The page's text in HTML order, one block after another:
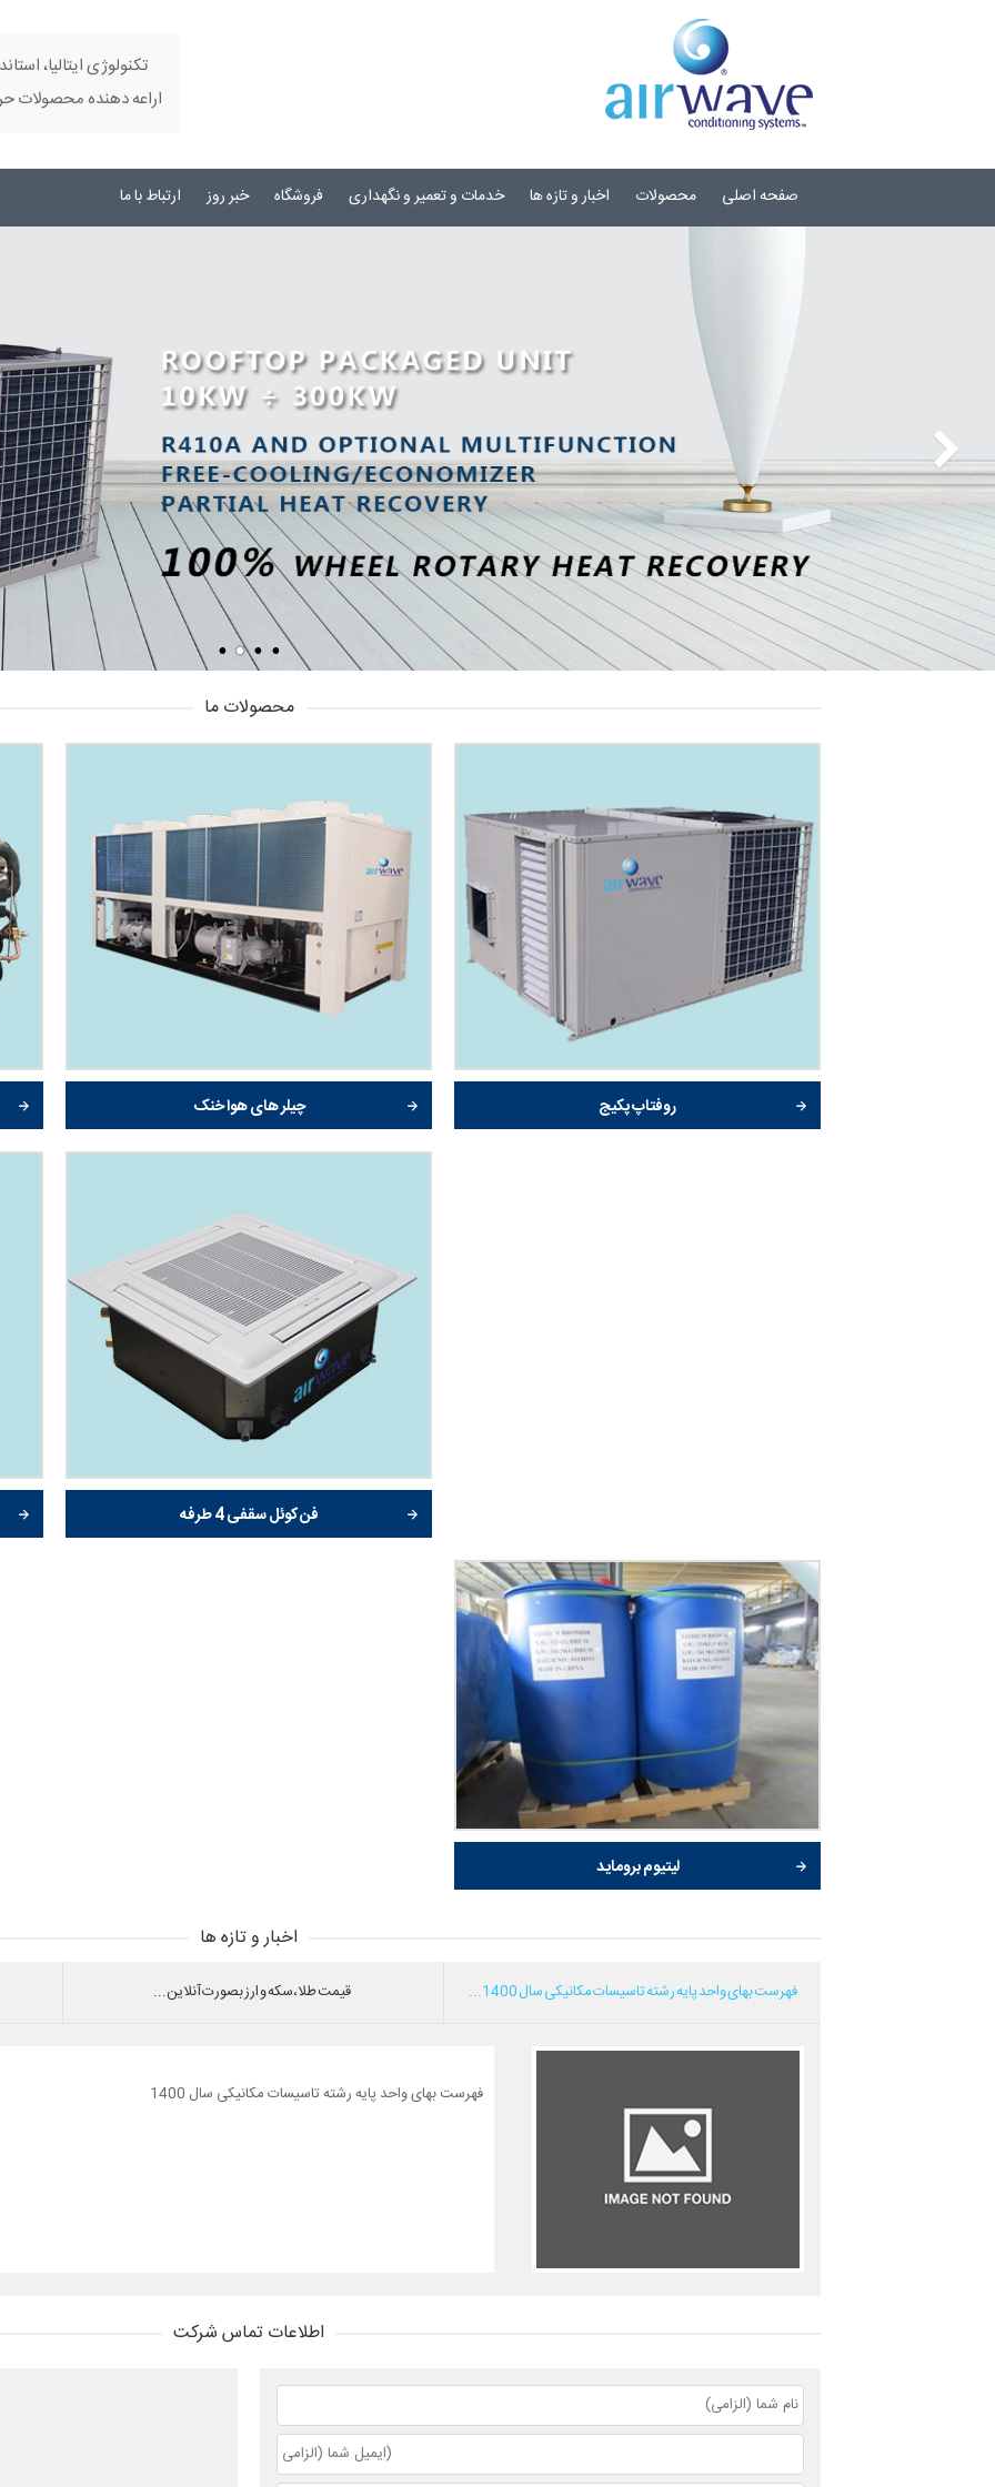
تکنولوژی ایتالیا،
اراعه دهنده محصولات
صفحه اصلی محصولات اخبار و تازه ها خدمات و تعمیر و نگهداری فروشگاه خبر روز ارتباط با ما
محصولات ما
روفتاپ پکیج چیلر های هوا خنک
فن کوئل سقفی 4 طرفه
لیتیوم بروماید
اخبار و تازه ها
فهرست بهای واحد پایه رشته تاسیسات مکانیکی سال 1400... قیمت طلا،سکه و ارز بصورت آنلاین...
فهرست بهای واحد پایه رشته تاسیسات مکانیکی سال 1400
اطلاعات تماس شرکت